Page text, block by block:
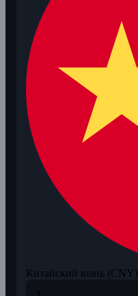
Китайский юань (CNY)